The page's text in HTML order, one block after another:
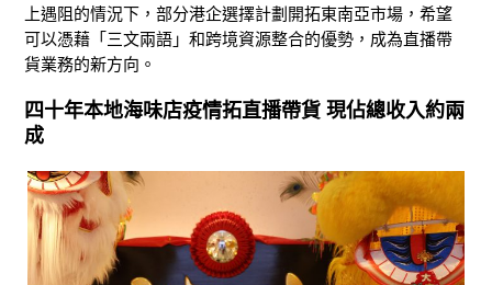
上遇阻的情況下，部分港企選擇計劃開拓東南亞市場，希望
可以憑藉「三文兩語」和跨境資源整合的優勢，成為直播帶
貨業務的新方向。
四十年本地海味店疫情拓直播帶貨 現佔總收入約兩
成